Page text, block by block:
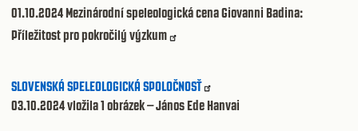
01.10.2024Mezinárodní speleologická cena Giovanni Badina:
Příležitost pro pokročilý výzkum
SLOVENSKÁ SPELEOLOGICKÁ SPOLOČNOSŤ
03.10.2024vložila 1 obrázek – János Ede Hanvai